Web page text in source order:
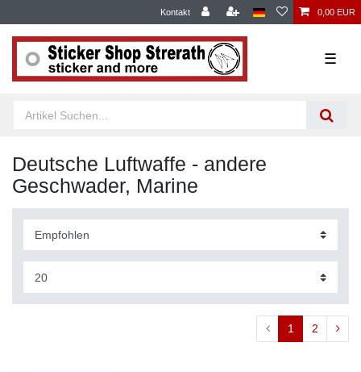
Kontakt 0,00 EUR
☰
Deutsche Luftwaffe - andere
Geschwader, Marine
1 2